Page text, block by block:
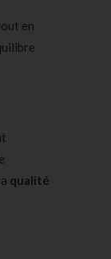
en
qualité